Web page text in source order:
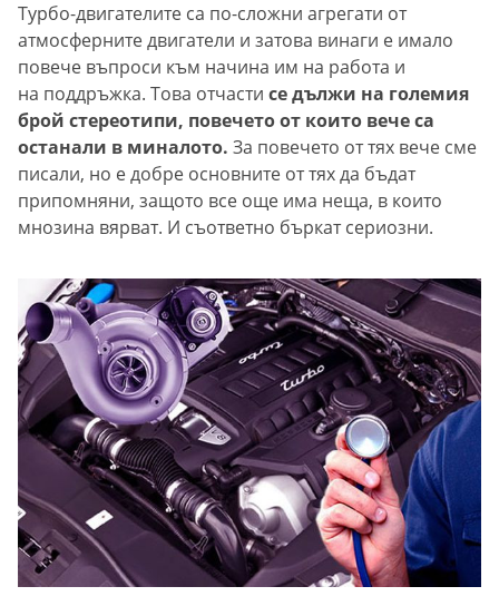
Турбо-двигателите са по-сложни агрегати от
атмосферните двигатели и затова винаги е имало
повече въпроси към начина им на работа и
на поддръжка. Това отчасти се дължи на големия
брой стереотипи, повечето от които вече са
останали в миналото. За повечето от тях вече сме
писали, но е добре основните от тях да бъдат
припомняни, защото все още има неща, в които
мнозина вярват. И съответно бъркат сериозни.